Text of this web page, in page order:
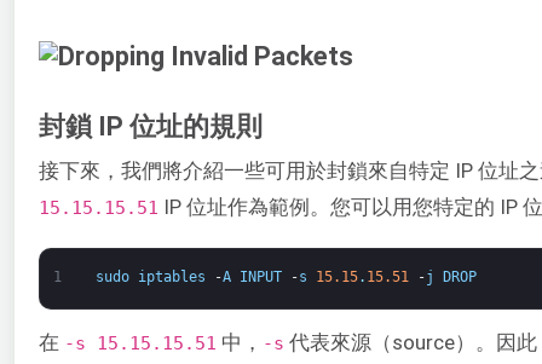
封鎖 IP 位址的規則
接下來，我們將介紹一些可用於封鎖來自特定 IP 位址
15.15.15.51 IP 位址作為範例。您可以用您特定的 IP
1 sudo iptables -A INPUT -s 15.15. 15.51 -j DROP
在 ​ -s 15.15.15.51 中，​ -s​ 代表來源（source）。因